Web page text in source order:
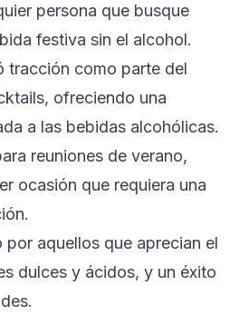
persona que busque
festiva sin el alcohol.
tracción como parte del
ofreciendo una
a las bebidas alcohólicas.
reuniones de verano,
ocasión que requiera una
por aquellos que aprecian el
dulces y ácidos, y un éxito